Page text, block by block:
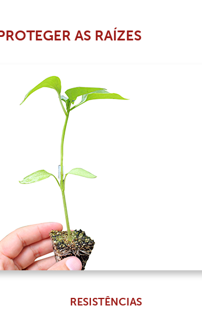
AS RAÍZES
RESISTÊNCIAS